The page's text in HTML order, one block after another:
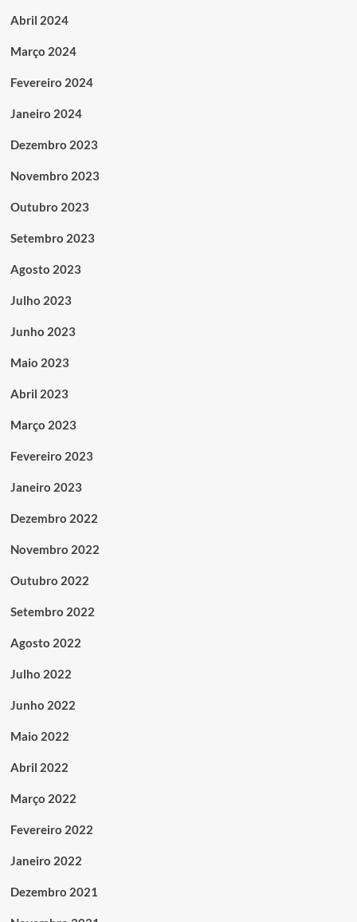
Abril 2024
Março 2024
Fevereiro 2024
Janeiro 2024
Dezembro 2023
Novembro 2023
Outubro 2023
Setembro 2023
Agosto 2023
Julho 2023
Junho 2023
Maio 2023
Abril 2023
Março 2023
Fevereiro 2023
Janeiro 2023
Dezembro 2022
Novembro 2022
Outubro 2022
Setembro 2022
Agosto 2022
Julho 2022
Junho 2022
Maio 2022
Abril 2022
Março 2022
Fevereiro 2022
Janeiro 2022
Dezembro 2021